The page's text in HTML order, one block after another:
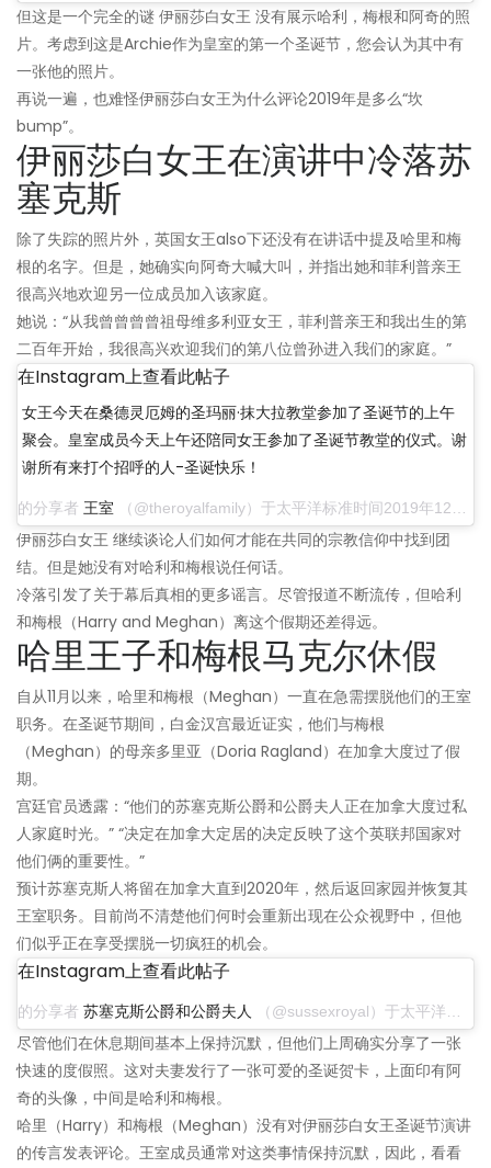
但这是一个完全的谜 伊丽莎白女王 没有展示哈利，梅根和阿奇的照
片。考虑到这是Archie作为皇室的第一个圣诞节，您会认为其中有
一张他的照片。
再说一遍，也难怪伊丽莎白女王为什么评论2019年是多么“坎
bump”。
伊丽莎白女王在演讲中冷落苏
塞克斯
除了失踪的照片外，英国女王also下还没有在讲话中提及哈里和梅
根的名字。但是，她确实向阿奇大喊大叫，并指出她和菲利普亲王
很高兴地欢迎另一位成员加入该家庭。
她说：“从我曾曾曾曾祖母维多利亚女王，菲利普亲王和我出生的第
二百年开始，我很高兴欢迎我们的第八位曾孙进入我们的家庭。”
在Instagram上查看此帖子
女王今天在桑德灵厄姆的圣玛丽·抹大拉教堂参加了圣诞节的上午
聚会。皇室成员今天上午还陪同女王参加了圣诞节教堂的仪式。谢
谢所有来打个招呼的人-圣诞快乐！
的分享者 王室 （@theroyalfamily）于太平洋标准时间2019年12月25日上午6:17
伊丽莎白女王 继续谈论人们如何才能在共同的宗教信仰中找到团
结。但是她没有对哈利和梅根说任何话。
冷落引发了关于幕后真相的更多谣言。尽管报道不断流传，但哈利
和梅根（Harry and Meghan）离这个假期还差得远。
哈里王子和梅根马克尔休假
自从11月以来，哈里和梅根（Meghan）一直在急需摆脱他们的王室
职务。在圣诞节期间，白金汉宫最近证实，他们与梅根
（Meghan）的母亲多里亚（Doria Ragland）在加拿大度过了假
期。
宫廷官员透露：“他们的苏塞克斯公爵和公爵夫人正在加拿大度过私
人家庭时光。” “决定在加拿大定居的决定反映了这个英联邦国家对
他们俩的重要性。”
预计苏塞克斯人将留在加拿大直到2020年，然后返回家园并恢复其
王室职务。目前尚不清楚他们何时会重新出现在公众视野中，但他
们似乎正在享受摆脱一切疯狂的机会。
在Instagram上查看此帖子
的分享者 苏塞克斯公爵和公爵夫人 （@sussexroyal）于太平洋标准时间2019年12月25日凌晨1:00
尽管他们在休息期间基本上保持沉默，但他们上周确实分享了一张
快速的度假照。这对夫妻发行了一张可爱的圣诞贺卡，上面印有阿
奇的头像，中间是哈利和梅根。
哈里（Harry）和梅根（Meghan）没有对伊丽莎白女王圣诞节演讲
的传言发表评论。王室成员通常对这类事情保持沉默，因此，看看